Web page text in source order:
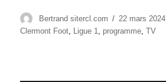
Auteur
Bertrand sitercl.com
Publié
le
22 mars 2024
Clermont Foot, Ligue 1, programme,TV